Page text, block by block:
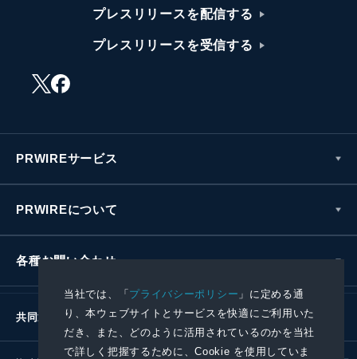
当社では、「プライバシーポリシー 」に定める通
り、本ウェブサイトとサービスを快適にご利用いた
だき、また、どのように活用されているのかを当社
で詳しく把握するために、Cookie を使用していま
プレスリリースを配信する
プレスリリースを受信する
PRWIREサービス
PRWIREについて
各種お問い合わせ
共同通信社グループ